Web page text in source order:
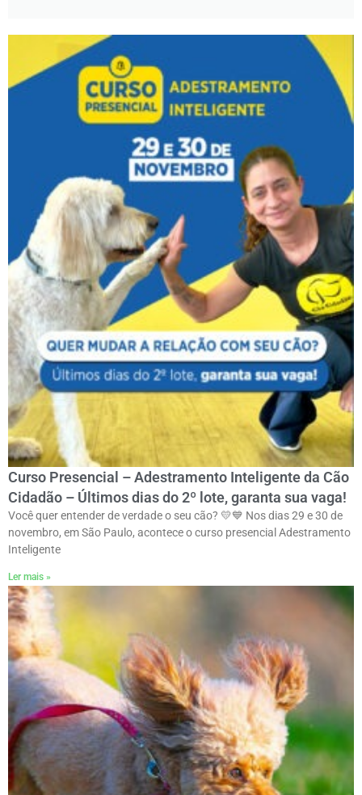
Curso Presencial – Adestramento Inteligente da Cão
Cidadão – Últimos dias do 2º lote, garanta sua vaga!
Você quer entender de verdade o seu cão? 💛💙 Nos dias 29 e 30 de
novembro, em São Paulo, acontece o curso presencial Adestramento
Inteligente
Ler mais »